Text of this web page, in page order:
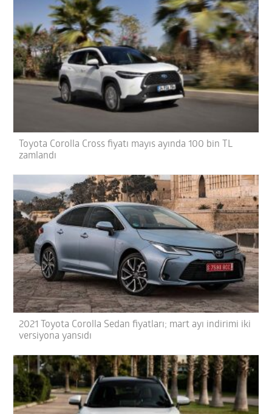
Toyota Corolla Cross fiyatı mayıs ayında 100 bin TL
zamlandı
2021 Toyota Corolla Sedan fiyatları; mart ayı indirimi iki
versiyona yansıdı